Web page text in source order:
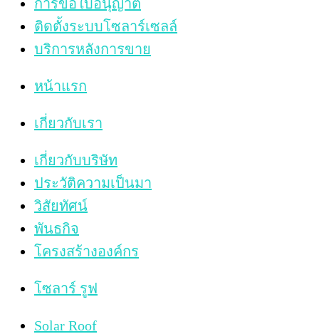
การขอใบอนุญาต
ติดตั้งระบบโซลาร์เซลล์
บริการหลังการขาย
หน้าแรก
เกี่ยวกับเรา
เกี่ยวกับบริษัท
ประวัติความเป็นมา
วิสัยทัศน์
พันธกิจ
โครงสร้างองค์กร
โซลาร์ รูฟ
Solar Roof